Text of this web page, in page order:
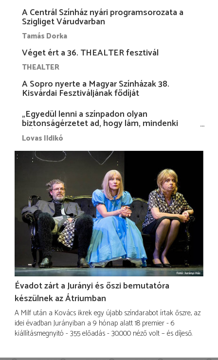
A Centrál Színház nyári programsorozata a
Szigliget Várudvarban
Tamás Dorka
Véget ért a 36. THEALTER fesztivál
THEALTER
A Sopro nyerte a Magyar Színházak 38.
Kisvárdai Fesztiváljának fődíját
„Egyedül lenni a színpadon olyan
biztonságérzetet ad, hogy lám, mindenki
más nélkül is megvagyok magammal…”
Lovas Ildikó
Évadot zárt a Jurányi és őszi bemutatóra
készülnek az Átriumban
A Milf után a Kovács ikrek egy újabb színdarabot írtak őszre, az
idei évadban Jurányiban a 9 hónap alatt 18 premier - 6
kiállításmegnyitó - 355 előadás - 30.000 néző volt – és díjeső.